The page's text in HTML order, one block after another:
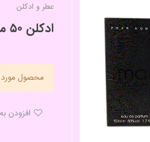
عطر و ادکلن
ادکلن ۵۰ میل مدل اسمارت بلک پور هوم
محصول